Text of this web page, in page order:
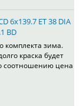
6x139.7 ET 38 DIA
BD
комплекта зима.
краска будет
соотношению цена